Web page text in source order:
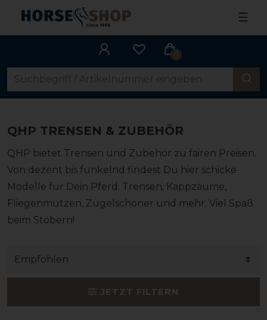
☰
0
QHP TRENSEN & ZUBEHÖR
QHP bietet Trensen und Zubehör zu fairen Preisen.
Von dezent bis funkelnd findest Du hier schicke
Modelle für Dein Pferd. Trensen, Kappzäume,
Fliegenmützen, Zügelschoner und mehr. Viel Spaß
beim Stöbern!
JETZT FILTERN